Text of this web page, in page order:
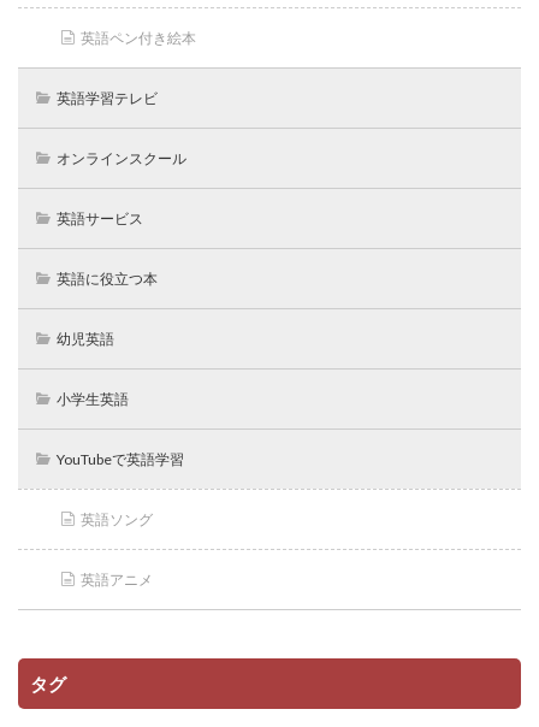
英語ペン付き絵本
英語学習テレビ
オンラインスクール
英語サービス
英語に役立つ本
幼児英語
小学生英語
YouTubeで英語学習
英語ソング
英語アニメ
タグ